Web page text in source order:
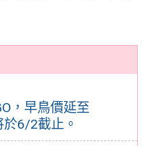
，早鳥價延至
6/2截止。